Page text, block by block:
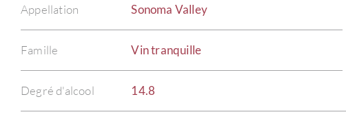
Appellation Sonoma Valley
Famille Vin tranquille
Degré d'alcool 14.8